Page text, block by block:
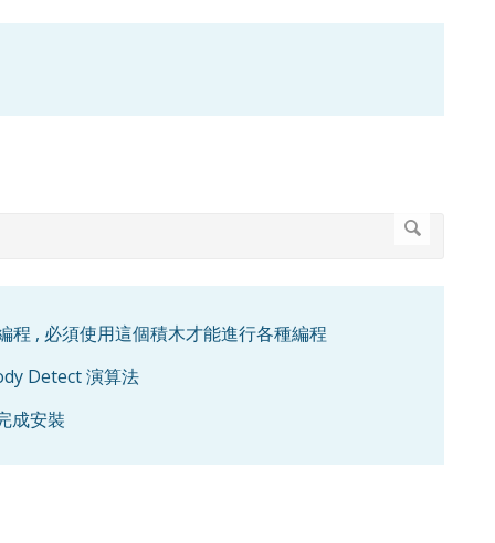
, 必須使用這個積木才能進行各種編程
Detect 演算法
成安裝